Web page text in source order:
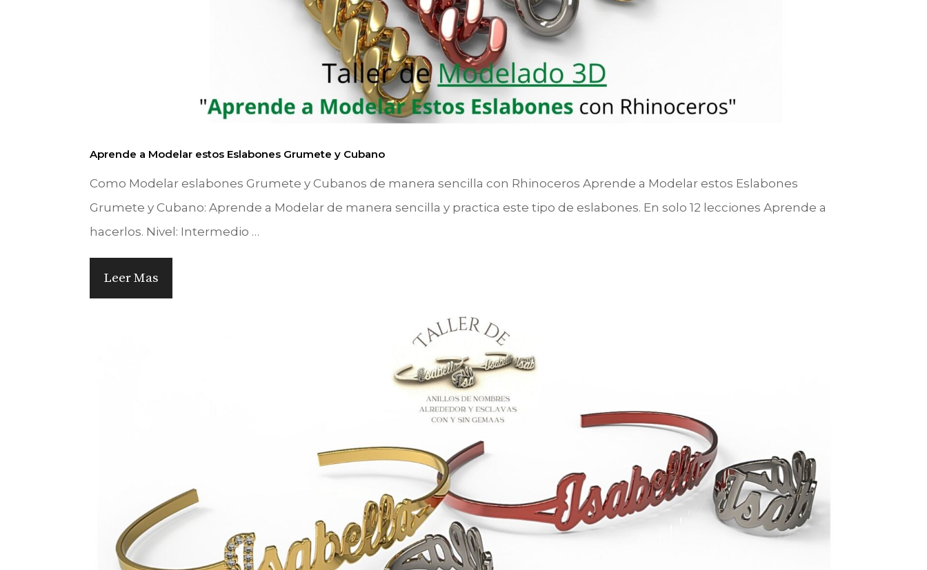
Aprende a Modelar estos Eslabones Grumete y Cubano
Como Modelar eslabones Grumete y Cubanos de manera sencilla con Rhinoceros Aprende a Modelar estos Eslabones
Grumete y Cubano: Aprende a Modelar de manera sencilla y practica este tipo de eslabones. En solo 12 lecciones Aprende a
hacerlos. Nivel: Intermedio …
Leer Mas